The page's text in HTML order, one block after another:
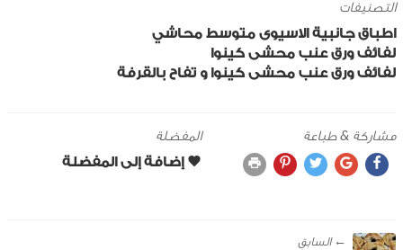
التصنيفات
اطباق جانبية الاسيوى متوسط محاشي
لفائف ورق عنب محشى كينوا
لفائف ورق عنب محشى كينوا و تفاح بالقرفة
مشاركة & طباعة المفضلة
← ‎السابق